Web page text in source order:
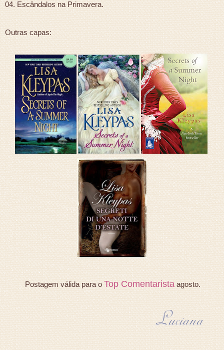
04. Escândalos na Primavera.
Outras capas:
Postagem válida para oTop Comentarista agosto.